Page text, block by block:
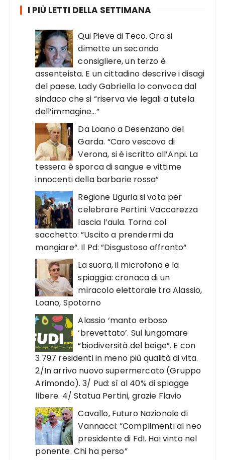
I PIÙ LETTI DELLA SETTIMANA
Qui Pieve di Teco. Ora si
dimette un secondo
consigliere, un terzo è
assenteista. E un cittadino descrive i disagi
del paese. Lady Gabriella lo convoca dal
sindaco che si “riserva vie legali a tutela
dell’immagine…”
Da Loano a Desenzano del
Garda. “Caro vescovo di
Verona, si è iscritto all’Anpi. La
tessera è sporca di sangue e vittime
innocenti della barbarie rossa”
Regione Liguria si vota per
celebrare Pertini. Vaccarezza
lascia l’aula. Torna col
sacchetto: ”Uscito a prendermi da
mangiare“. Il Pd: ”Disgustoso affronto“
La suora, il microfono e la
spiaggia: cronaca di un
miracolo elettorale tra Alassio,
Loano, Spotorno
Alassio ‘manto erboso
‘brevettato’. Sul lungomare
“biodiversità del beige”. E con
3.797 residenti in meno più qualità di vita.
2/In arrivo nuovo supermercato (Gruppo
Arimondo). 3/ Pud: sì al 40% di spiagge
libere. 4/ Statua Pertini, grazie Flavio
Cavallo, Futuro Nazionale di
Vannacci: “Complimenti al neo
presidente di FdI. Hai vinto nel
ponente. Chi ha perso”